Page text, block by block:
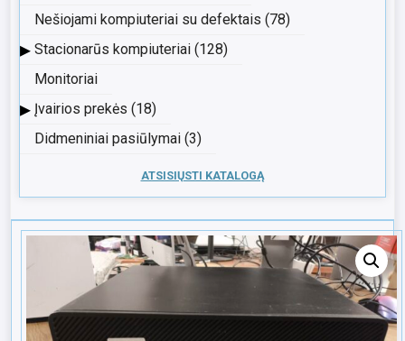
Nešiojami kompiuteriai su defektais (78)
▸ Stacionarūs kompiuteriai (128)
Monitoriai
▸ Įvairios prekės (18)
Didmeniniai pasiūlymai (3)
ATSISIŲSTI KATALOGĄ